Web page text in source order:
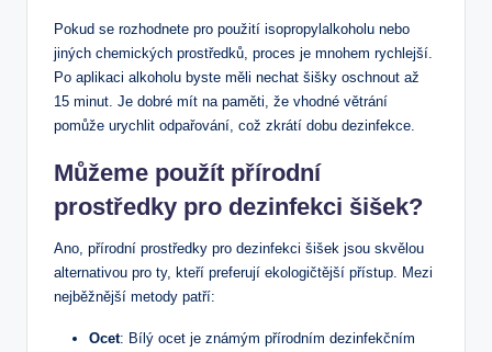
Pokud se rozhodnete pro použití isopropylalkoholu nebo
jiných chemických prostředků, proces je mnohem rychlejší.
Po aplikaci alkoholu byste měli nechat šišky oschnout až
15 minut. Je dobré mít na paměti, že vhodné větrání
pomůže urychlit odpařování, což zkrátí dobu dezinfekce.
Můžeme použít přírodní
prostředky pro dezinfekci šišek?
Ano, přírodní prostředky pro dezinfekci šišek jsou skvělou
alternativou pro ty, kteří preferují ekologičtější přístup. Mezi
nejběžnější metody patří:
Ocet: Bílý ocet je známým přírodním dezinfekčním